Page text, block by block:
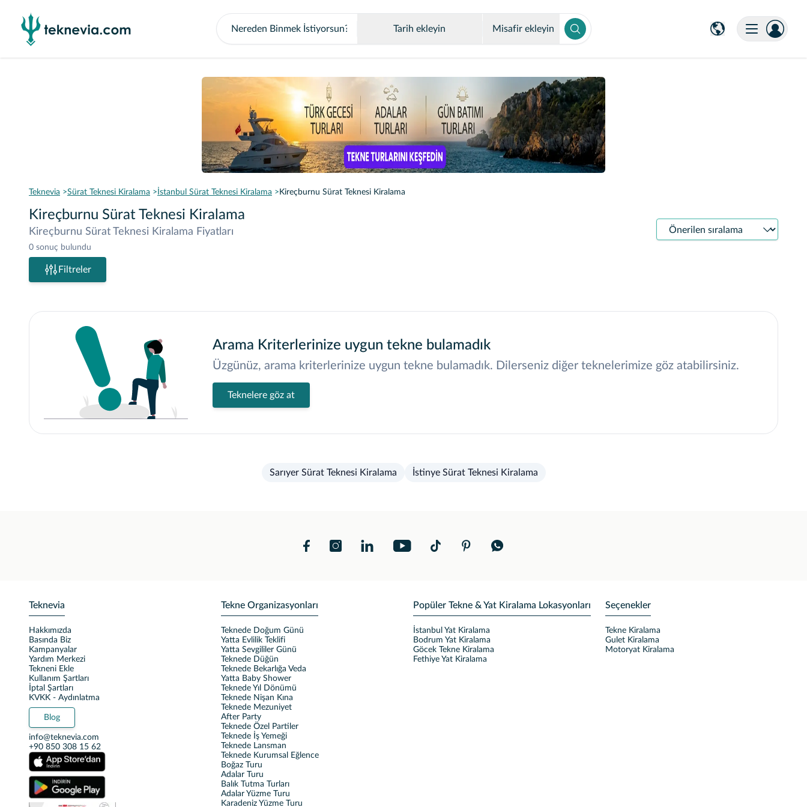
Tarih ekleyin Misafir ekleyin
Teknevia Sürat Teknesi Kiralama İstanbul Sürat Teknesi Kiralama Kireçburnu Sürat Teknesi Kiralama
Kireçburnu Sürat Teknesi Kiralama
Kireçburnu Sürat Teknesi Kiralama Fiyatları
0 sonuç bulundu
Sıralama
Filtreler
Arama Kriterlerinize uygun tekne bulamadık
Üzgünüz, arama kriterlerinize uygun tekne bulamadık. Dilerseniz diğer teknelerimize göz atabilirsiniz.
Teknelere göz at
Sarıyer Sürat Teknesi Kiralama İstinye Sürat Teknesi Kiralama
Teknevia
Hakkımızda
Basında Biz
Kampanyalar
Yardım Merkezi
Tekneni Ekle
Kullanım Şartları
İptal Şartları
KVKK - Aydınlatma
Blog
info@teknevia.com
+90 850 308 15 62
Tekne Organizasyonları
Teknede Doğum Günü
Yatta Evlilik Teklifi
Yatta Sevgililer Günü
Teknede Düğün
Teknede Bekarlığa Veda
Yatta Baby Shower
Teknede Yıl Dönümü
Teknede Nişan Kına
Teknede Mezuniyet
After Party
Teknede Özel Partiler
Teknede İş Yemeği
Teknede Lansman
Teknede Kurumsal Eğlence
Boğaz Turu
Adalar Turu
Balık Tutma Turları
Adalar Yüzme Turu
Karadeniz Yüzme Turu
Popüler Tekne & Yat Kiralama Lokasyonları
İstanbul Yat Kiralama
Bodrum Yat Kiralama
Göcek Tekne Kiralama
Fethiye Yat Kiralama
Seçenekler
Tekne Kiralama
Gulet Kiralama
Motoryat Kiralama